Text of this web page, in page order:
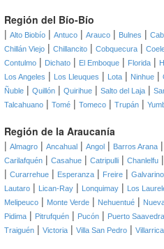
Región del Bío-Bío
| Alto Biobío | Antuco | Arauco | Bulnes |
Chillán Viejo | Chillancito | Cobquecura |
Contulmo | Dichato | El Emboque | Florida |
Los Angeles | Los Lleuques | Lota | Ninhue |
Ñuble | Quillón | Quirihue | Salto del Laja |
Talcahuano | Tomé | Tomeco | Trupán |
Región de la Araucanía
| Almagro | Ancahual | Angol | Barros Arana |
Carilafquén | Casahue | Catripulli | Chanlelfu |
| Curarrehue | Esperanza | Freire | Galvarino
Lautaro | Lican-Ray | Lonquimay | Los
Melipeuco | Monte Verde | Nehuentué |
Pidima | Pitrufquén | Pucón | Puerto Saavedra
Traiguén | Victoria | Villa San Pedro | Villarrica